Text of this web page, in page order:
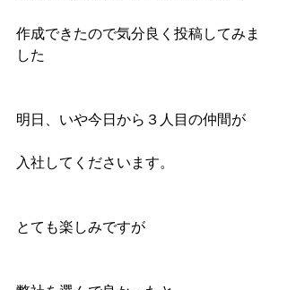
作成できたので気分良く投稿してみま
した
明日、いや今日から３人目の仲間が
入社してくださいます。
とても楽しみですが